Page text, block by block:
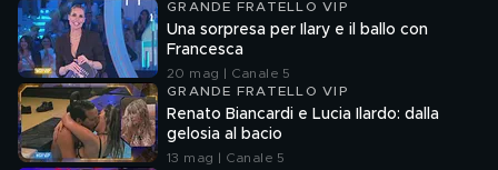
GRANDE FRATELLO VIP
Una sorpresa per Ilary e il ballo con
Francesca
20 mag | Canale 5
GRANDE FRATELLO VIP
Renato Biancardi e Lucia Ilardo: dalla
gelosia al bacio
13 mag | Canale 5